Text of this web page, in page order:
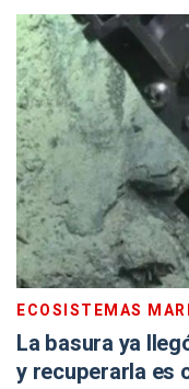
ECOSISTEMAS
La basura ya
y recuperarla es